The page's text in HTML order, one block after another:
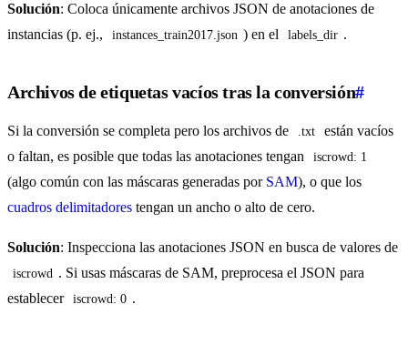
Solución: Coloca únicamente archivos JSON de anotaciones de
instancias (p. ej.,
instances_train2017.json ) en el labels_dir .
Archivos de etiquetas vacíos tras la conversión#
Si la conversión se completa pero los archivos de .txt
están vacíos
o faltan, es posible que todas las anotaciones tengan
iscrowd: 1
(algo común con las máscaras generadas por SAM), o que los
cuadros delimitadores tengan un ancho o alto de cero.
Solución: Inspecciona las anotaciones JSON en busca de valores de
iscrowd . Si usas máscaras de SAM, preprocesa el JSON para
establecer iscrowd: 0 .